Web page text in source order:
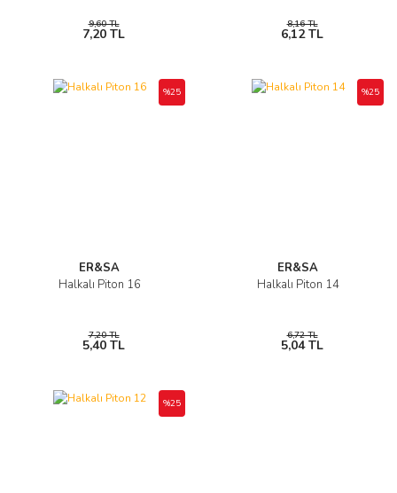
9,60 TL
7,20 TL
8,16 TL
6,12 TL
ER&SA
Halkalı Piton 16
%25
7,20 TL
5,40 TL
ER&SA
Halkalı Piton 14
%25
6,72 TL
5,04 TL
%25